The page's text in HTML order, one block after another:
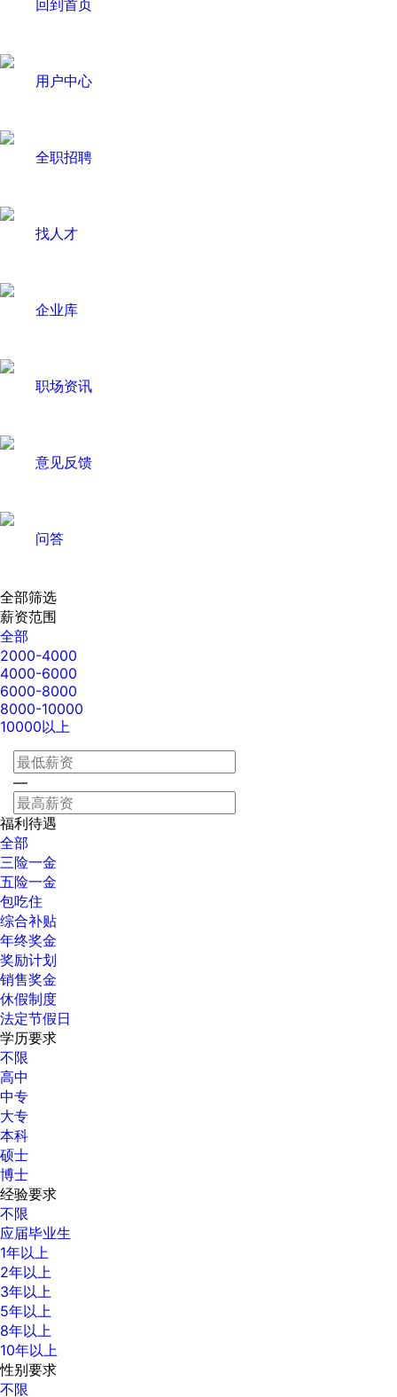
回到首页
用户中心
全职招聘
找人才
企业库
职场资讯
意见反馈
问答
全部筛选
薪资范围
全部
2000-4000
4000-6000
6000-8000
8000-10000
10000以上
—
福利待遇
全部
三险一金
五险一金
包吃住
综合补贴
年终奖金
奖励计划
销售奖金
休假制度
法定节假日
学历要求
不限
高中
中专
大专
本科
硕士
博士
经验要求
不限
应届毕业生
1年以上
2年以上
3年以上
5年以上
8年以上
10年以上
性别要求
不限